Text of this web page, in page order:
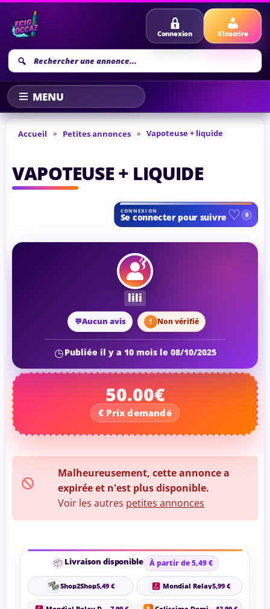
Recherche
annonce
Connexion S'inscrire
Accueil » Petites annonces » Vapoteuse + liquide
VAPOTEUSE + LIQUIDE
lili
Aucun avis Non vérifié
Publiée il y a 10 mois le 08/10/2025
50.00€
Malheureusement, cette annonce a
expirée et n'est plus disponible.
Voir les autres petites annonces
📦 Livraison disponible À partir de 5,49 €
Shop2Shop5,49 € Mondial Relay5,99 €